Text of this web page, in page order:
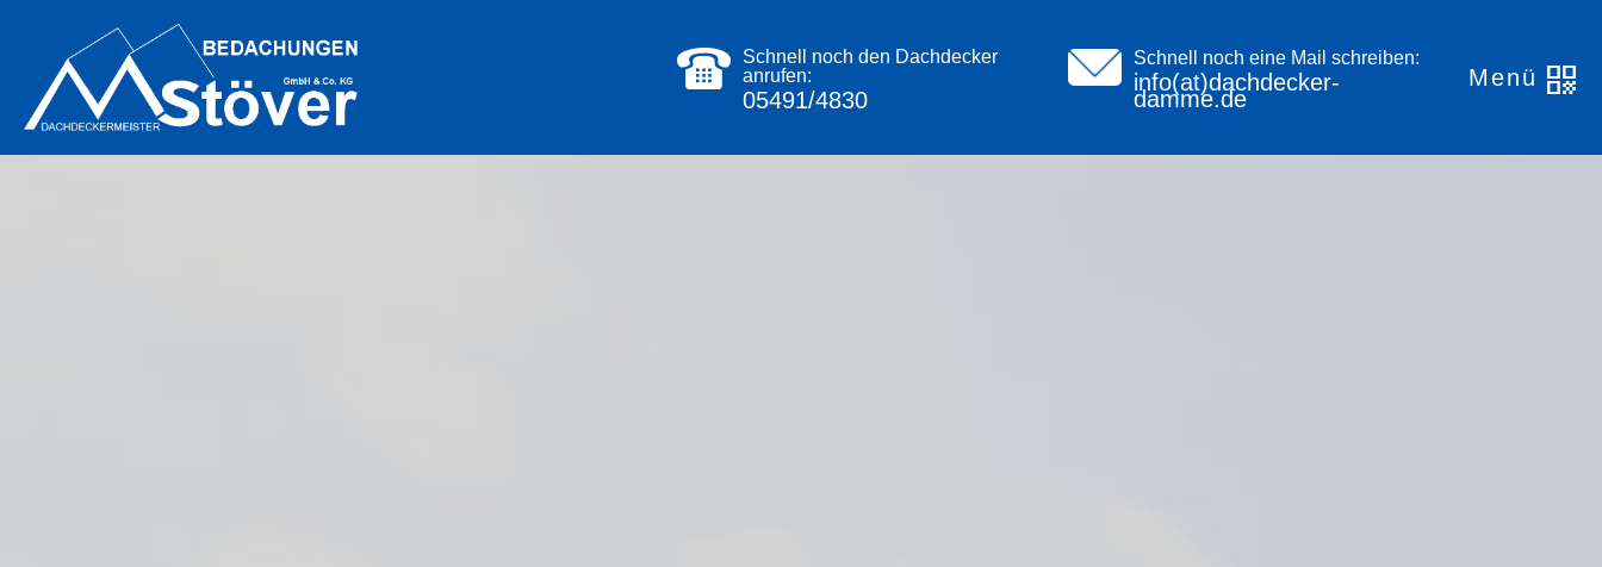
Schnell noch den Dachdecker
anrufen:
05491/4830
Schnell noch eine Mail schreiben:
info(at)dachdecker-
damme.de
Menü